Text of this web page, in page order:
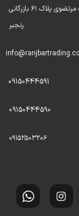
ادرس ما:میدان پنجراه سرای بزرگ مرتضوی پلاک ۶۱ بازرگانی
رنجبر
09150444591
09150444590
۰۹۱۵۲۵۰۳۲۰۶